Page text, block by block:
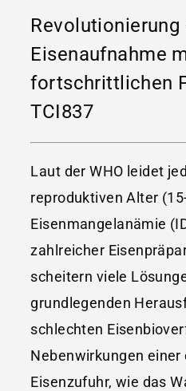
Revolutionierung
Eisenaufnahme
fortschrittlichen
TCI837
Laut der WHO leidet
reproduktiven Alter
Eisenmangelanämie
zahlreicher
scheitern viele
grundlegenden
schlechten
Nebenwirkungen einer
Eisenzufuhr, wie das